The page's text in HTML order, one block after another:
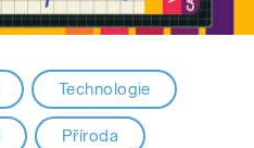
Technologie
Příroda